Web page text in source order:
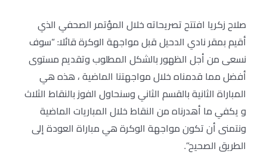
صلاح زكريا افتتح تصريحاته خلال المؤتمر الصحفي الذي
أقيم بمقر نادي الدحيل قبل مواجهة الوكرة قائلا: “سوف
نسعى من أجل الظهور بالشكل المطلوب وتقديم مستوى
أفضل مما قدمناه خلال مواجهتنا الماضية ، هذه هي
المباراة الثانية بالقسم الثاني وسنحاول الفوز بالنقاط الثلاث
و يكفي ما أهدرناه من النقاط خلال المباريات الماضية
ونتمنى أن تكون مواجهة الوكرة هي مباراة العودة إلى
الطريق الصحيح”.